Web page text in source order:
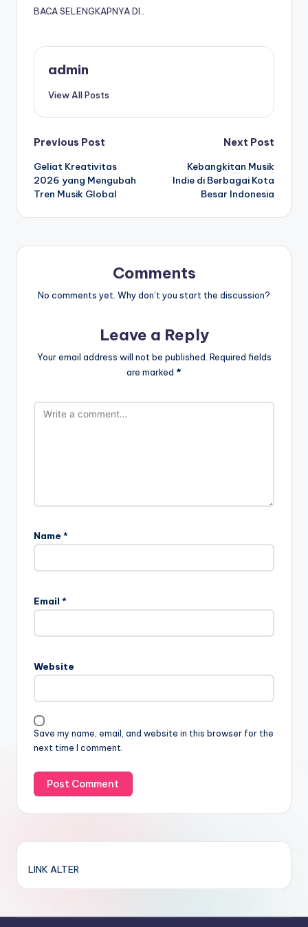
BACA SELENGKAPNYA DI..
admin
View All Posts
Post
navigation
Previous Post
Geliat Kreativitas
2026 yang Mengubah
Tren Musik Global
Next Post
Kebangkitan Musik
Indie di Berbagai Kota
Besar Indonesia
Comments
No comments yet. Why don’t you start the discussion?
Leave a Reply
Your email address will not be published. Required fields
are marked *
Name *
Email *
Website
Save my name, email, and website in this browser for the
next time I comment.
LINK ALTER